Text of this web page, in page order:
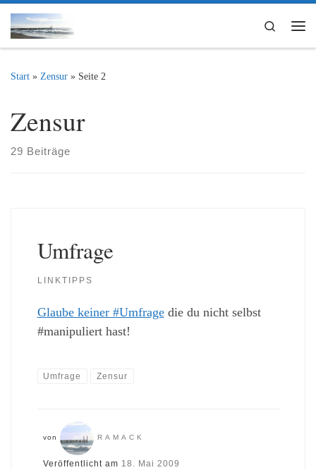
Zum Inhalt springen
Search
Start » Zensur » Seite 2
Zensur
29 Beiträge
Umfrage
LINKTIPPS
Glaube keiner #Umfragedie du nicht selbst
#manipuliert hast!
Umfrage Zensur
von RAMACK
Veröffentlicht am 18. Mai 2009